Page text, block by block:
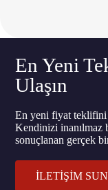
En Yeni
Ulaşın
En yeni fiyat
Kendinizi inanılmaz
sonuçlanan gerçek
İLETİŞİM